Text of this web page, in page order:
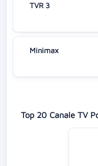
TVR 3
Minimax
Top 20 Canale TV